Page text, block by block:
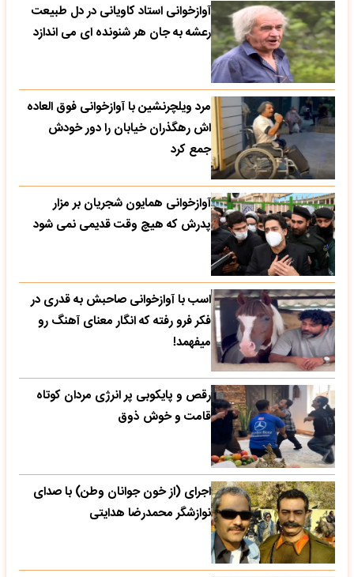
آوازخوانی استاد کاویانی در دل طبیعت
رعشه به جان هر شنونده ای می اندازد
مرد ویلچرنشین با آوازخوانی فوق العاده
اش رهگذران خیابان را دور خودش
جمع کرد
آوازخوانی همایون شجریان بر مزار
پدرش که هیچ وقت قدیمی نمی شود
اسب با آوازخوانی صاحبش به قدری در
فکر فرو رفته که انگار معنای آهنگ رو
میفهمد!
رقص و پایکوبی پر انرژی مردان کوتاه
قامت و خوش ذوق
اجرای (از خون جوانان وطن) با صدای
نوازشگر محمدرضا هدایتی